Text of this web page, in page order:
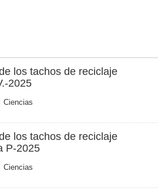
los tachos de reciclaje
2025
Ciencias
los tachos de reciclaje
P-2025
Ciencias